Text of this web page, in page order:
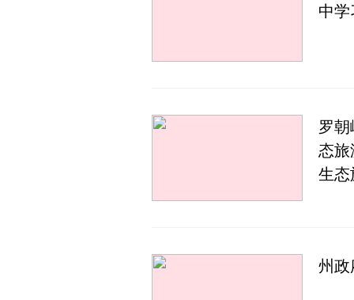
中学
罗
态
生态
州政